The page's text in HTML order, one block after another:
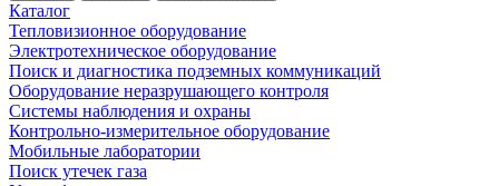
Каталог
Тепловизионное оборудование
Электротехническое оборудование
Поиск и диагностика подземных коммуникаций
Оборудование неразрушающего контроля
Системы наблюдения и охраны
Контрольно-измерительное оборудование
Мобильные лаборатории
Поиск утечек газа